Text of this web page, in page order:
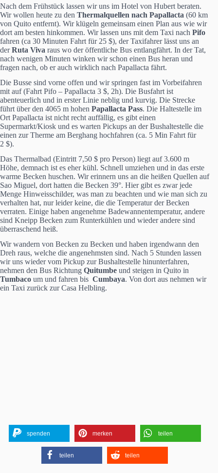
Nach dem Frühstück lassen wir uns im Hotel von Hubert beraten.
Wir wollen heute zu den Thermalquellen nach Papallacta (60 km
von Quito entfernt). Wir klügeln gemeinsam einen Plan aus wie wir
dort am besten hinkommen. Wir lassen uns mit dem Taxi nach Pifo
fahren (ca 30 Minuten Fahrt für 25 $), der Taxifahrer lässt uns an
derRuta Viva raus wo der öffentliche Bus entlangfährt. In der Tat,
nach wenigen Minuten winken wir schon einen Bus heran und
fragen nach, ob er auch wirklich nach Papallacta fährt.
Die Busse sind vorne offen und wir springen fast im Vorbeifahren
mit auf (Fahrt Pifo – Papallacta 3 $, 2h). Die Busfahrt ist
abenteuerlich und in erster Linie neblig und kurvig. Die Strecke
führt über den 4065 m hohen Papallacta Pass. Die Haltestelle im
Ort Papallacta ist nicht recht auffällig, es gibt einen
Supermarkt/Kiosk und es warten Pickups an der Bushaltestelle die
einen zur Therme am Berghang hochfahren (ca. 5 Min Fahrt für
2 $).
Das Thermalbad (Eintritt 7,50 $ pro Person) liegt auf 3.600 m
Höhe, demnach ist es eher kühl. Schnell umziehen und in das erste
warme Becken huschen. Wir erinnern uns an die heißen Quellen auf
Sao Miguel, dort hatten die Becken 39°. Hier gibt es zwar jede
Menge Hinweisschilder, was man zu beachten und wie man sich zu
verhalten hat, nur leider keine, die die Temperatur der Becken
verraten. Einige haben angenehme Badewannentemperatur, andere
sind Kneipp Becken zum Runterkühlen und wieder andere sind
überraschend heiß.
Wir wandern von Becken zu Becken und haben irgendwann den
Dreh raus, welche die angenehmsten sind. Nach 5 Stunden lassen
wir uns wieder vom Pickup zur Bushaltestelle hinunterfahren,
nehmen den Bus Richtung Quitumbe und steigen in Quito in
Tumbaco um und fahren bis Cumbaya. Von dort aus nehmen wir
ein Taxi zurück zur Casa Helbling.
spenden merken teilen
teilen teilen